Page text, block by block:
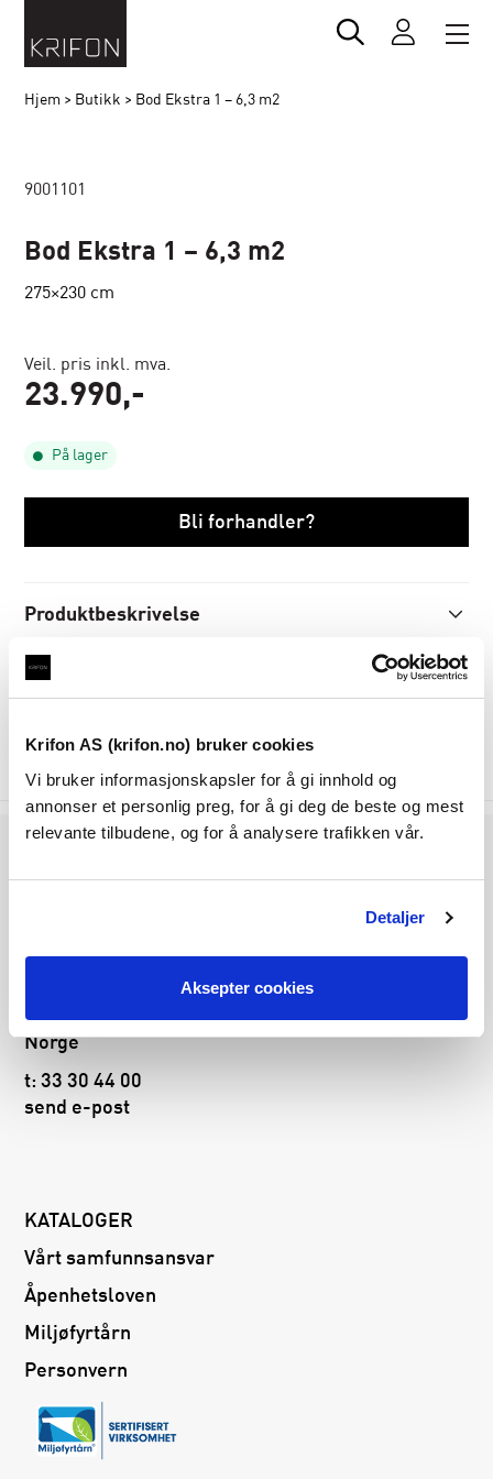
Krifon AS (krifon.no) bruker cookies
Vi bruker informasjonskapsler for å gi innhold og
annonser et personlig preg, for å gi deg de beste og mest
relevante tilbudene, og for å analysere trafikken vår.
Detaljer
Aksepter cookies
Hjem > Butikk > Bod Ekstra 1 – 6,3 m2
9001101
Bod Ekstra 1 – 6,3 m2
275×230 cm
Veil. pris inkl. mva.
23.990,-
På lager
Bli forhandler?
Produktbeskrivelse
Spesifikasjoner
Dokumenter
Krifon AS
Borgeskogen 43A
3160 Stokke
Norge
t:33 30 44 00
send e-post
KATALOGER
Vårt samfunnsansvar
Åpenhetsloven
Miljøfyrtårn
Personvern